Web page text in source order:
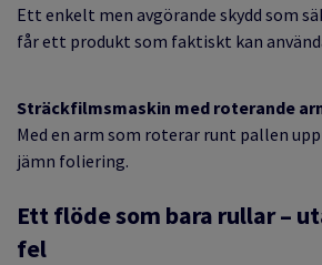
Ett enkelt men avgörande skydd som
får ett produkt som faktiskt kan
Sträckfilmsmaskin med roterande
Med en arm som roterar runt pallen
jämn foliering.
Ett flöde som bara rullar –
fel